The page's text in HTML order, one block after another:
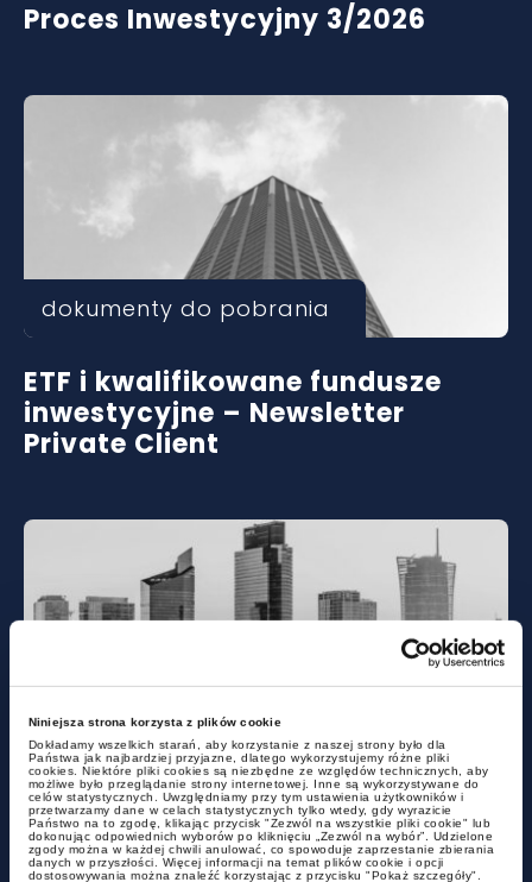
Niniejsza strona korzysta z plików cookie
Dokładamy wszelkich starań, aby korzystanie z naszej strony było dla
Państwa jak najbardziej przyjazne, dlatego wykorzystujemy różne pliki
cookies. Niektóre pliki cookies są niezbędne ze względów technicznych, aby
możliwe było przeglądanie strony internetowej. Inne są wykorzystywane do
celów statystycznych. Uwzględniamy przy tym ustawienia użytkowników i
przetwarzamy dane w celach statystycznych tylko wtedy, gdy wyrazicie
Państwo na to zgodę, klikając przycisk "Zezwól na wszystkie pliki cookie" lub
dokonując odpowiednich wyborów po kliknięciu „Zezwól na wybór”. Udzielone
zgody można w każdej chwili anulować, co spowoduje zaprzestanie zbierania
danych w przyszłości. Więcej informacji na temat plików cookie i opcji
dostosowywania można znaleźć korzystając z przycisku "Pokaż szczegóły".
Proces Inwestycyjny 3/2026
dokumenty do pobrania
ETF i kwalifikowane fundusze
inwestycyjne – Newsletter
Private Client
alerty
Kolejne zmiany w projekcie
uszczelniająym CIT